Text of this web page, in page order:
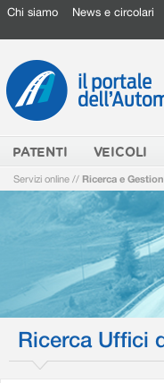
Chi siamo News e circolari
PATENTI VEICOLI
Servizi online // Ricerca e
Ricerca Uffici